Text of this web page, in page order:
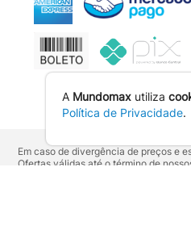
Em caso de divergência de preços e
Ofertas válidas até o término de
A Mundomax utiliza
Política de Privacidade.